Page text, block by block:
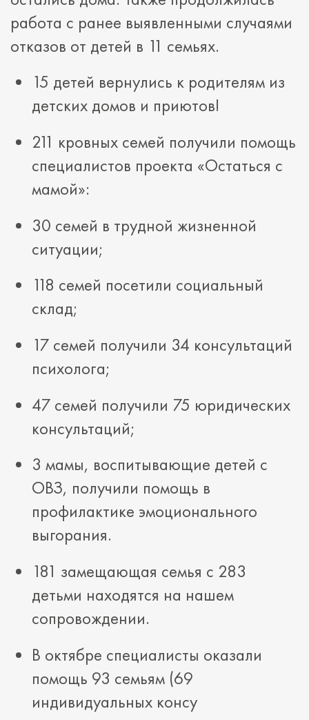
работа с ранее выявленными случаями
отказов от детей в 11 семьях.
15 детей вернулись к родителям из
детских домов и приютов!
211 кровных семей получили помощь
специалистов проекта «Остаться с
мамой»:
30 семей в трудной жизненной
ситуации;
118 семей посетили социальный
склад;
17 семей получили 34 консультаций
психолога;
47 семей получили 75 юридических
консультаций;
3 мамы, воспитывающие детей с
ОВЗ, получили помощь в
профилактике эмоционального
выгорания.
181 замещающая семья с 283
детьми находятся на нашем
сопровождении.
В октябре специалисты оказали
помощь 93 семьям (69
индивидуальных консу